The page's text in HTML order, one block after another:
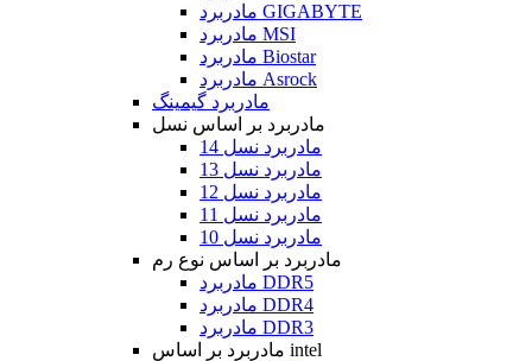
مادربرد GIGABYTE
مادربرد MSI
مادربرد Biostar
مادربرد Asrock
مادربرد گیمینگ
مادربرد بر اساس نسل
مادربرد نسل 14
مادربرد نسل 13
مادربرد نسل 12
مادربرد نسل 11
مادربرد نسل 10
مادربرد بر اساس نوع رم
مادربرد DDR5
مادربرد DDR4
مادربرد DDR3
مادربرد بر اساس intel